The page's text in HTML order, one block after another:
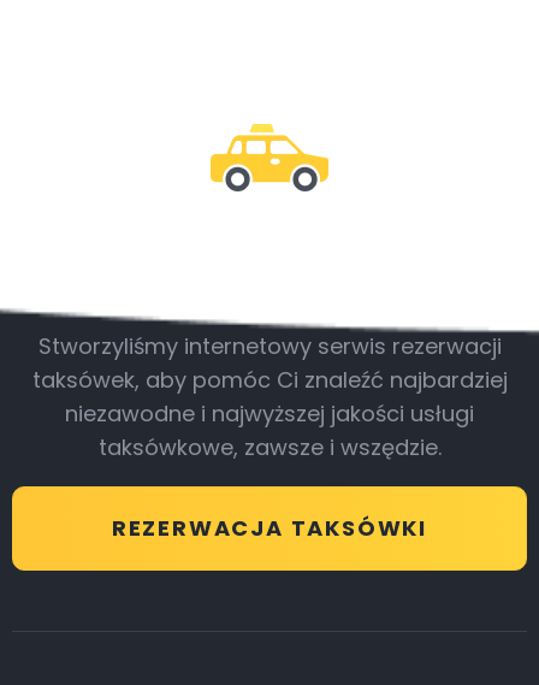
Stworzyliśmy internetowy serwis rezerwacji
taksówek, aby pomóc Ci znaleźć najbardziej
niezawodne i najwyższej jakości usługi
taksówkowe, zawsze i wszędzie.
REZERWACJA TAKSÓWKI